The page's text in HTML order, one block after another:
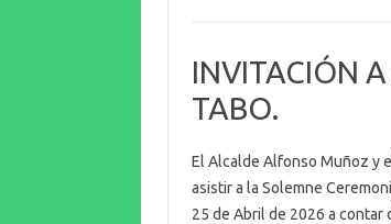
b
o
o
k
n
g
er
te
r
INVITACIÓN
TABO.
El Alcalde Alfonso Muñoz y
asistir a la Solemne
25 de Abril de 2026 a